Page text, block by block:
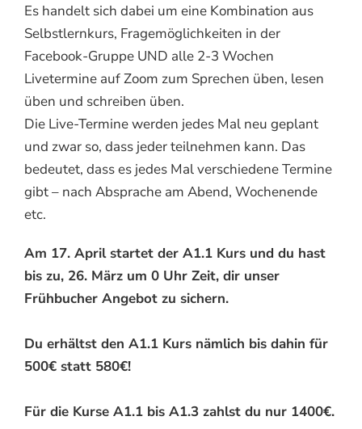
Es handelt sich dabei um eine Kombination aus
Selbstlernkurs, Fragemöglichkeiten in der
Facebook-Gruppe UND alle 2-3 Wochen
Livetermine auf Zoom zum Sprechen üben, lesen
üben und schreiben üben.
Die Live-Termine werden jedes Mal neu geplant
und zwar so, dass jeder teilnehmen kann. Das
bedeutet, dass es jedes Mal verschiedene Termine
gibt – nach Absprache am Abend, Wochenende
etc.
Am 17. April startet der A1.1 Kurs und du hast
bis zu, 26. März um 0 Uhr Zeit, dir unser
Frühbucher Angebot zu sichern.
Du erhältst den A1.1 Kurs nämlich bis dahin für
500€ statt 580€!
Für die Kurse A1.1 bis A1.3 zahlst du nur 1400€.